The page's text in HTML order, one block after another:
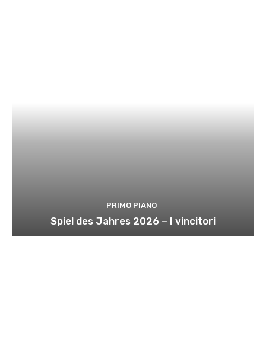
PRIMO PIANO
Spiel des Jahres 2026 – I vincitori